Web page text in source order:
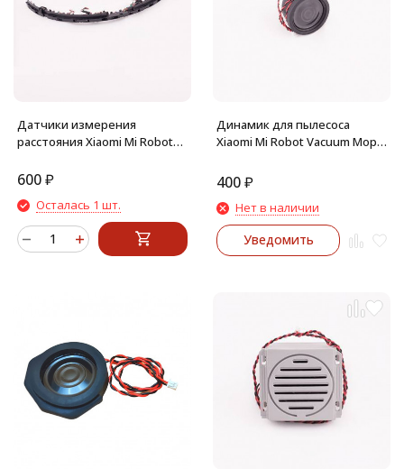
Датчики измерения
расстояния Xiaomi Mi Robot
1C) STYTJ01ZHM, Vacuum- Mop
600₽
Осталась 1 шт.
Динамик для пылесоса
Xiaomi Mi Robot Vacuum Mop
Mop 2C XMSTJQR2C, Dreame
F9
400₽
Нет в наличии
Уведомить